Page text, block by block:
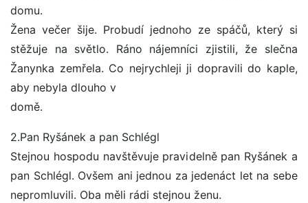
domu.
Žena večer šije. Probudí jednoho ze spáčů, který si
stěžuje na světlo. Ráno nájemníci zjistili, že slečna
Žanynka zemřela. Co nejrychleji ji dopravili do kaple,
aby nebyla dlouho v
domě.
2.Pan Ryšánek a pan Schlégl
Stejnou hospodu navštěvuje pravidelně pan Ryšánek a
pan Schlégl. Ovšem ani jednou za jedenáct let na sebe
nepromluvili. Oba měli rádi stejnou ženu.